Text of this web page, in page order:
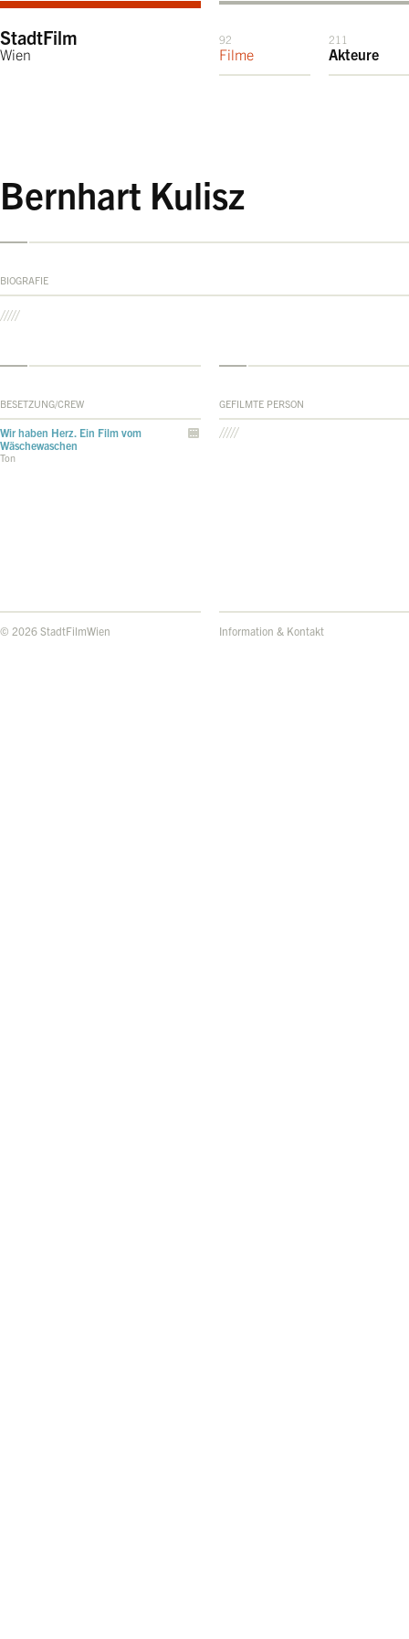
StadtFilm
Wien
92
Filme
211
Akteure
Bernhart Kulisz
BIOGRAFIE
BESETZUNG/CREW
Wir haben Herz. Ein Film vom
Wäschewaschen
Ton
GEFILMTE PERSON
© 2026 StadtFilmWien Information & Kontakt